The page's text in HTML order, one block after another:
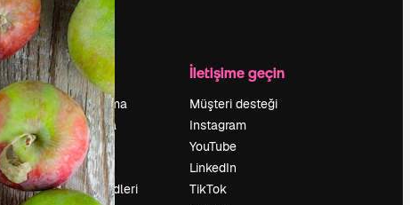
Şirket
Fiyatlandırma
Hakkımızda
Reviews
Kariyer
Arama trendleri
İletişime geçin
Müşteri desteği
Instagram
YouTube
LinkedIn
TikTok